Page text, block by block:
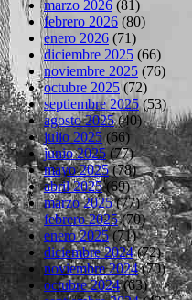
marzo 2026 (81)
febrero 2026 (80)
enero 2026 (71)
diciembre 2025 (66)
noviembre 2025 (76)
octubre 2025(72)
septiembre 2025(53)
agosto 2025(40)
julio 2025(66)
junio 2025 (77)
mayo 2025(78)
abril 2025(69)
marzo 2025(77)
febrero 2025(70)
enero 2025(71)
diciembre 2024(72)
noviembre 2024(70)
octubre 2024(63)